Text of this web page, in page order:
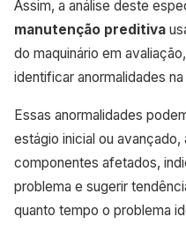
Assim, a análise deste
manutenção preditiva
do maquinário em
identificar anormalidades
Essas anormalidades
estágio inicial ou
componentes afetados,
problema e sugerir
quanto tempo o problema